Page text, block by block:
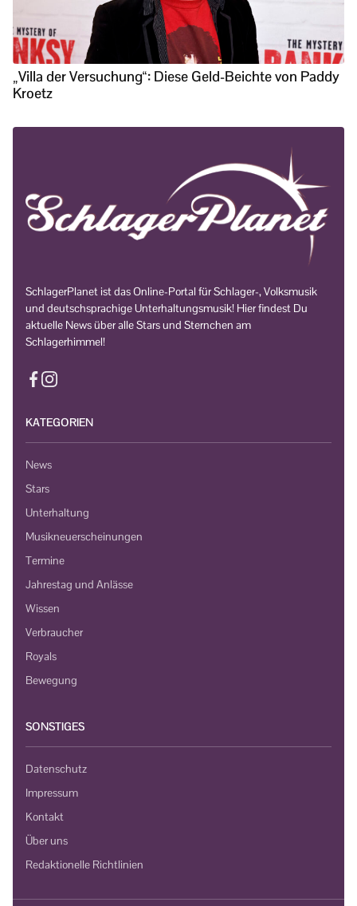
„Villa der Versuchung“: Diese Geld-Beichte von Paddy
Kroetz
SchlagerPlanet ist das Online-Portal für Schlager-, Volksmusik
und deutschsprachige Unterhaltungsmusik! Hier findest Du
aktuelle News über alle Stars und Sternchen am
Schlagerhimmel!
KATEGORIEN
News
Stars
Unterhaltung
Musikneuerscheinungen
Termine
Jahrestag und Anlässe
Wissen
Verbraucher
Royals
Bewegung
SONSTIGES
Datenschutz
Impressum
Kontakt
Über uns
Redaktionelle Richtlinien